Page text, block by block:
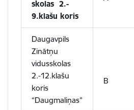
skolas 2.-
9.klašu koris
Daugavpils
Zinātņu
vidusskolas
2.-12.klašu
koris
“Daugmaliņas”
B